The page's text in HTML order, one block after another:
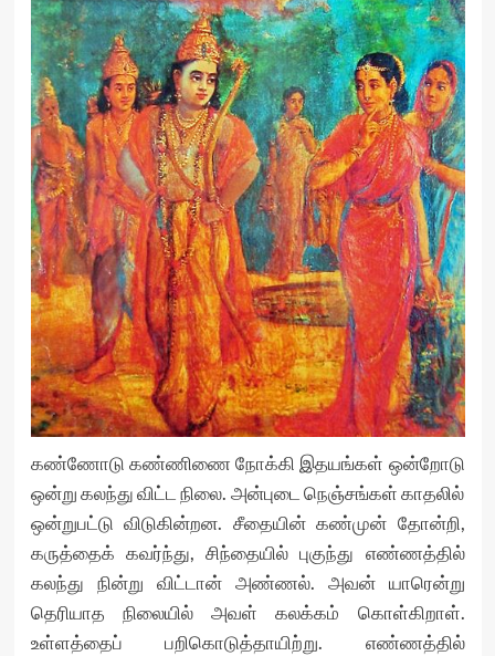
கண்ணோடு கண்ணிணை நோக்கி இதயங்கள் ஒன்றோடு
ஒன்று கலந்து விட்ட நிலை. அன்புடை நெஞ்சங்கள் காதலில்
ஒன்றுபட்டு விடுகின்றன. சீதையின் கண்முன் தோன்றி,
கருத்தைக் கவர்ந்து, சிந்தையில் புகுந்து எண்ணத்தில்
கலந்து நின்று விட்டான் அண்ணல். அவன் யாரென்று
தெரியாத நிலையில் அவள் கலக்கம் கொள்கிறாள்.
உள்ளத்தைப் பறிகொடுத்தாயிற்று. எண்ணத்தில்